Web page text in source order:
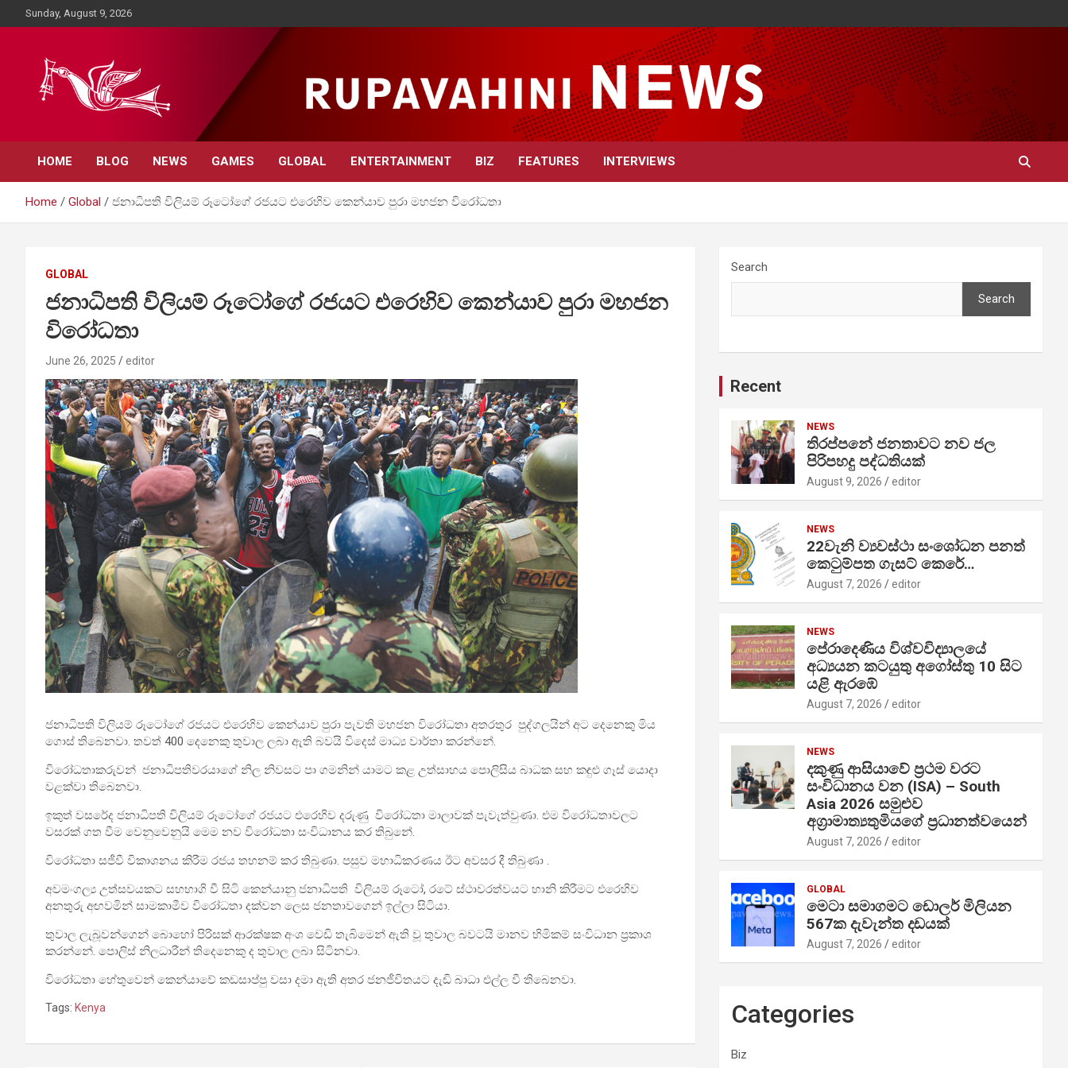
to
Sunday, August 9, 2026
Rupavahini News
HOME BLOG NEWS GAMES GLOBAL ENTERTAINMENT BIZ FEATURES INTERVIEWS
Home Global ජනාධිපති විලියම් රූටෝගේ රජයට එරෙහිව කෙන්යාව පුරා මහජන විරෝධතා
GLOBAL
ජනාධිපති විලියම් රූටෝගේ රජයට එරෙහිව කෙන්යාව පුරා මහජන
විරෝධතා
June 26, 2025 editor
ජනාධිපති විලියම් රූටෝගේ රජයට එරෙහිව කෙන්යාව පුරා පැවති මහජන විරෝධතා අතරතුර පුද්ගලයින් අට දෙනෙකු මිය
ගොස් තිබෙනවා. තවත් 400 දෙනෙකු තුවාල ලබා ඇති බවයි විදෙස් මාධ්‍ය වාර්තා කරන්නේ.
විරෝධතාකරුවන් ජනාධිපතිවරයාගේ නිල නිවසට පා ගමනින් යාමට කළ උත්සාහය පොලිසිය බාධක සහ කඳුළු ගෑස් යොදා
වළක්වා තිබෙනවා.
ඉකුත් වසරේද ජනාධිපති විලියම් රූටෝගේ රජයට එරෙහිව දරුණු විරෝධතා මාලාවක් පැවැත්වුණා. එම විරෝධතාවලට
වසරක් ගත වීම වෙනුවෙනුයි මෙම නව විරෝධතා සංවිධානය කර තිබුනේ.
විරෝධතා සජීවී විකාශනය කිරීම රජය තහනම් කර තිබුණා. පසුව මහාධිකරණය ඊට අවසර දී තිබුණා .
අවමංගල්‍ය උත්සවයකට සහභාගි වී සිටි කෙන්යානු ජනාධිපති විලියම් රූටෝ, රටේ ස්ථාවරත්වයට හානි කිරීමට එරෙහිව
අනතුරු අඟවමින් සාමකාමීව විරෝධතා දක්වන ලෙස ජනතාවගෙන් ඉල්ලා සිටියා.
තුවාල ලැබූවන්ගෙන් බොහෝ පිරිසක් ආරක්ෂක අංශ වෙඩි තැබිමෙන් ඇති වූ තුවාල බවටයි මානව හිමිකම් සංවිධාන ප්‍රකාශ
කරන්නේ. පොලිස් නිලධාරීන් තිදෙනෙකු ද තුවාල ලබා සිටිනවා.
විරෝධතා හේතුවෙන් කෙන්යාවේ කඩසාප්පු වසා දමා ඇති අතර ජනජීවිතයට දැඩි බාධා එල්ල වී තිබෙනවා.
Tags: Kenya
Search
Search
Recent
NEWS
තිරප්පනේ ජනතාවට නව ජල
පිරිපහදු පද්ධතියක්
August 9, 2026 editor
NEWS
22වැනි ව්‍යවස්ථා සංශෝධන පනත්
කෙටුම්පත ගැසට් කෙරේ…
August 7, 2026 editor
NEWS
පේරාදෙණිය විශ්වවිද්‍යාලයේ
අධ්‍යයන කටයුතු අගෝස්තු 10 සිට
යළි ඇරඹේ
August 7, 2026 editor
NEWS
දකුණු ආසියාවේ ප්‍රථම වරට
සංවිධානය වන (ISA) – South
Asia 2026 සමුළුව
අග්‍රාමාත්‍යතුමියගේ ප්‍රධානත්වයෙන්
August 7, 2026 editor
GLOBAL
මෙටා සමාගමට ඩොලර් මිලියන
567ක දැවැන්ත දඩයක්
August 7, 2026 editor
Categories
Biz